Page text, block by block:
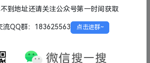
外挂 特效 内封
内嵌
中国 韩国 日本 欧美
催泪 后宫
奇幻 剧情
科幻
到地址还请关注公众号第一时间获取
流QQ群：183625563 点击进群~